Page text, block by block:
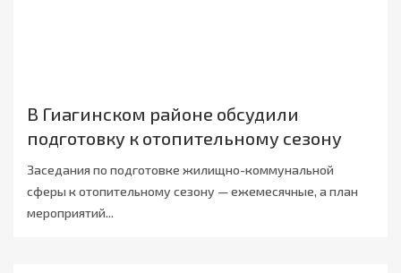
В Гиагинском районе обсудили
подготовку к отопительному сезону
Заседания по подготовке жилищно-коммунальной
сферы к отопительному сезону — ежемесячные, а план
мероприятий...